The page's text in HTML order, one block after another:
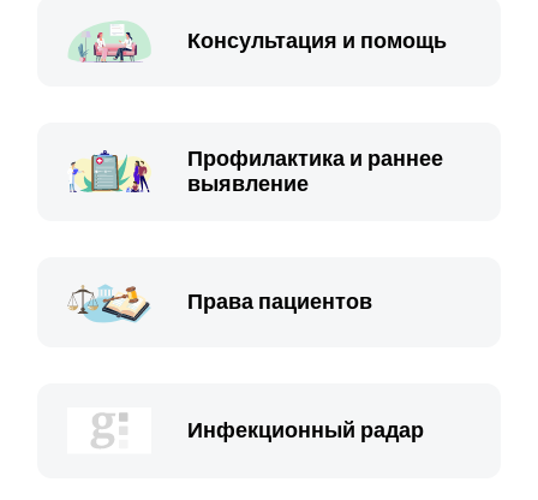
Консультация и помощь
Профилактика и раннее
выявление
Права пациентов
Инфекционный радар